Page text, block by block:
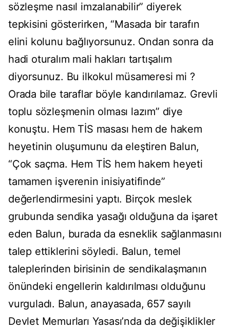
sözleşme nasıl imzalanabilir” diyerek
tepkisini gösterirken, “Masada bir tarafın
elini kolunu bağlıyorsunuz. Ondan sonra da
hadi oturalım mali hakları tartışalım
diyorsunuz. Bu ilkokul müsameresi mi ?
Orada bile taraflar böyle kandırılamaz. Grevli
toplu sözleşmenin olması lazım” diye
konuştu. Hem TİS masası hem de hakem
heyetinin oluşumunu da eleştiren Balun,
“Çok saçma. Hem TİS hem hakem heyeti
tamamen işverenin inisiyatifinde”
değerlendirmesini yaptı. Birçok meslek
grubunda sendika yasağı olduğuna da işaret
eden Balun, burada da esneklik sağlanmasını
talep ettiklerini söyledi. Balun, temel
taleplerinden birisinin de sendikalaşmanın
önündeki engellerin kaldırılması olduğunu
vurguladı. Balun, anayasada, 657 sayılı
Devlet Memurları Yasası’nda da değişiklikler